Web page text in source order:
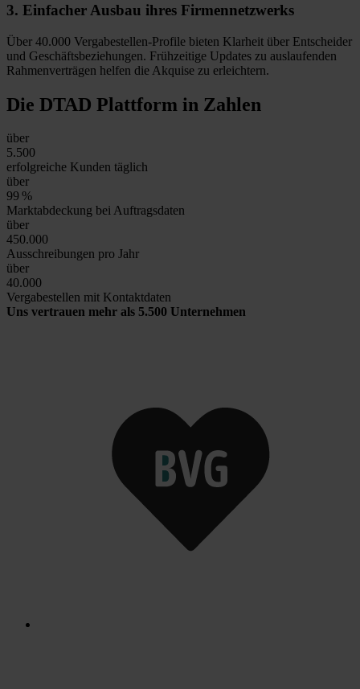
3. Einfacher Ausbau ihres Firmennetzwerks
Über 40.000 Vergabestellen-Profile bieten Klarheit über Entscheider
und Geschäftsbeziehungen. Frühzeitige Updates zu auslaufenden
Rahmenverträgen helfen die Akquise zu erleichtern.
Die DTAD Plattform in Zahlen
über
5.500
erfolgreiche Kunden täglich
über
99 %
Marktabdeckung bei Auftragsdaten
über
450.000
Ausschreibungen pro Jahr
über
40.000
Vergabestellen mit Kontaktdaten
Uns vertrauen mehr als 5.500 Unternehmen